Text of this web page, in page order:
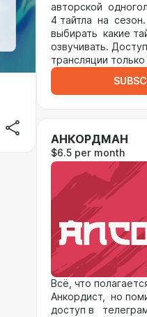
авторской
4 тайтла на
выбирать какие
озвучивать.
трансляции
АНКОРДМАН
$6.5 per month
Всё, что
Анкордист, но
доступ в